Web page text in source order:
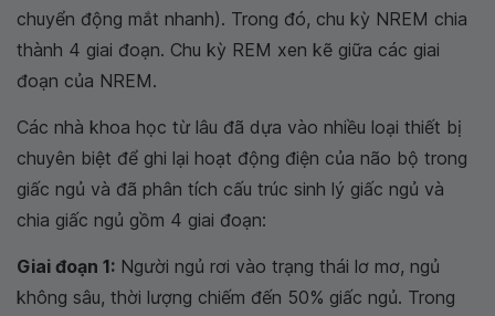
chuyển động mắt nhanh). Trong đó, chu kỳ NREM chia
thành 4 giai đoạn. Chu kỳ REM xen kẽ giữa các giai
đoạn của NREM.
Các nhà khoa học từ lâu đã dựa vào nhiều loại thiết bị
chuyên biệt để ghi lại hoạt động điện của não bộ trong
giấc ngủ và đã phân tích cấu trúc sinh lý giấc ngủ và
chia giấc ngủ gồm 4 giai đoạn:
Giai đoạn 1: Người ngủ rơi vào trạng thái lơ mơ, ngủ
không sâu, thời lượng chiếm đến 50% giấc ngủ. Trong